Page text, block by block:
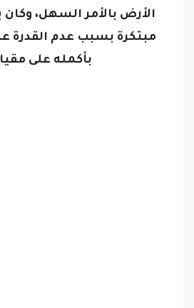
الأرض بالأمر السهل،
مبتكرة بسبب عدم القدرة
بأكمله على